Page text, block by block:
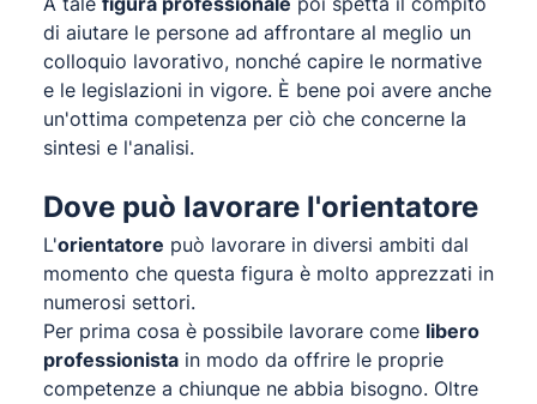
di aiutare le persone ad affrontare al meglio un
colloquio lavorativo, nonché capire le normative
e le legislazioni in vigore. È bene poi avere anche
un'ottima competenza per ciò che concerne la
sintesi e l'analisi.
Dove può lavorare l'orientatore
L'orientatore può lavorare in diversi ambiti dal
momento che questa figura è molto apprezzati in
numerosi settori.
Per prima cosa è possibile lavorare come libero
professionista in modo da offrire le proprie
competenze a chiunque ne abbia bisogno. Oltre